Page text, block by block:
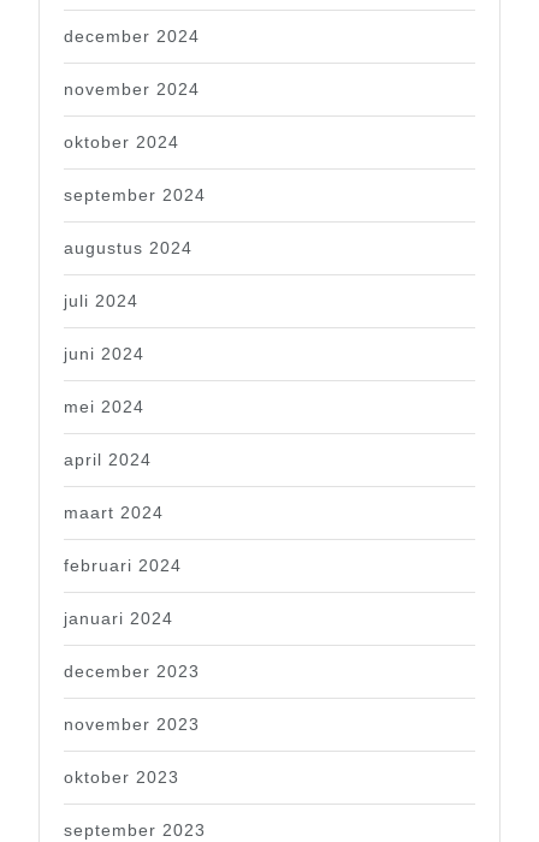
december 2024
november 2024
oktober 2024
september 2024
augustus 2024
juli 2024
juni 2024
mei 2024
april 2024
maart 2024
februari 2024
januari 2024
december 2023
november 2023
oktober 2023
september 2023